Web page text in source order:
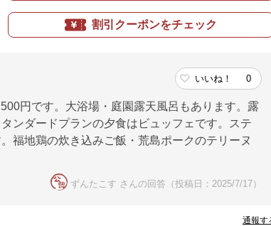
割引クーポンをチェック
いいね！ 0
円です。大浴場・庭園露天風呂もあります。露
ンダードプランの夕食はビュッフェです。ステ
福地鶏の炊き込みご飯・荒島ポークのテリーヌ
ずんたこす さんの回答（投稿日：2025/7/17）
通報す